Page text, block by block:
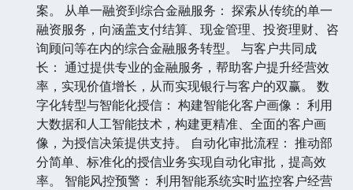
案。 从单一融资到综合金融服务： 探索从传统的单一
融资服务，向涵盖支付结算、现金管理、投资理财、咨
询顾问等在内的综合金融服务转型。 与客户共同成
长： 通过提供专业的金融服务，帮助客户提升经营效
率，实现价值增长，从而实现银行与客户的双赢。 数
字化转型与智能化授信： 构建智能化客户画像： 利用
大数据和人工智能技术，构建更精准、全面的客户画
像，为授信决策提供支持。 自动化审批流程： 推动部
分简单、标准化的授信业务实现自动化审批，提高效
率。 智能风控预警： 利用智能系统实时监控客户经营